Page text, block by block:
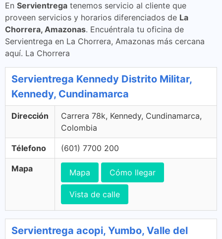
En Servientrega tenemos servicio al cliente que
proveen servicios y horarios diferenciados de La
Chorrera, Amazonas. Encuéntrala tu oficina de
Servientrega en La Chorrera, Amazonas más cercana
aquí. La Chorrera
Servientrega Kennedy Distrito Militar,
Kennedy, Cundinamarca
Dirección
Carrera 78k, Kennedy, Cundinamarca,
Colombia
Télefono (601) 7700 200
Mapa Mapa Cómo llegar
Vista de calle
Servientrega acopi, Yumbo, Valle del